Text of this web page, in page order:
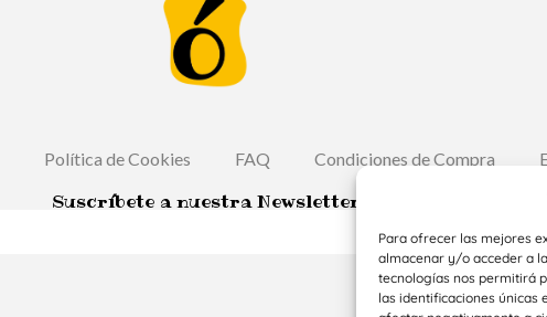
Para ofrecer las mejores
almacenar y/o acceder a
tecnologías nos permitirá
las identificaciones únicas
Política de Cookies FAQ Condiciones de Compra
Suscríbete a nuestra Newsletter